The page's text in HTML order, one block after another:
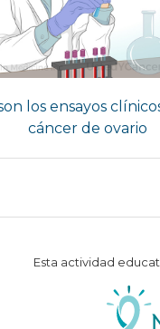
los ensayos
cáncer de ovario
Esta actividad